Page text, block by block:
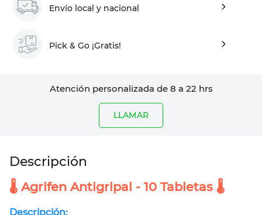
Envío local y nacional
Pick & Go ¡Gratis!
Atención personalizada de 8 a 22 hrs
LLAMAR
🌡️ Agrifen Antigripal - 10 Tabletas 🌡️
Descripción: